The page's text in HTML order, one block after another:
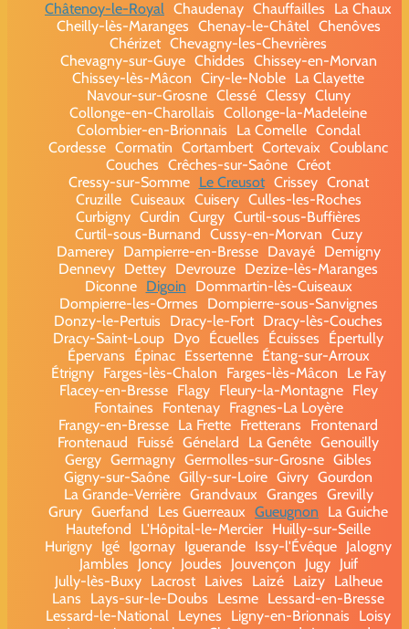
Châtenoy-le-Royal Chaudenay Chauffailles
La Chaux
Cheilly-lès-Maranges Chenay-le-Châtel Chenôves
Chérizet Chevagny-les-Chevrières
Chevagny-sur-Guye Chiddes Chissey-en-Morvan
Chissey-lès-Mâcon Ciry-le-Noble La Clayette
Navour-sur-Grosne Clessé Clessy Cluny
Collonge-en-Charollais Collonge-la-Madeleine
Colombier-en-Brionnais
La Comelle Condal
Cordesse Cormatin Cortambert Cortevaix Coublanc
Couches Crêches-sur-Saône Créot
Cressy-sur-Somme
Le Creusot Crissey Cronat
Cruzille Cuiseaux Cuisery Culles-les-Roches
Curbigny Curdin Curgy Curtil-sous-Buffières
Curtil-sous-Burnand Cussy-en-Morvan Cuzy
Damerey
Dampierre-en-Bresse Davayé
Demigny
Dennevy Dettey Devrouze Dezize-lès-Maranges
Diconne
Digoin
Dommartin-lès-Cuiseaux
Dompierre-les-Ormes
Dompierre-sous-Sanvignes
Donzy-le-Pertuis
Dracy-le-Fort Dracy-lès-Couches
Dracy-Saint-Loup Dyo Écuelles Écuisses
Épertully
Épervans
Épinac Essertenne
Étang-sur-Arroux
Étrigny
Farges-lès-Chalon Farges-lès-Mâcon
Le Fay
Flacey-en-Bresse
Flagy Fleury-la-Montagne
Fley
Fontaines
Fontenay
Fragnes-La Loyère
Frangy-en-Bresse La Frette Fretterans
Frontenard
Frontenaud
Fuissé Génelard La Genête Genouilly
Gergy Germagny Germolles-sur-Grosne Gibles
Gigny-sur-Saône Gilly-sur-Loire Givry Gourdon
La Grande-Verrière Grandvaux Granges Grevilly
Grury Guerfand Les Guerreaux Gueugnon
La Guiche
Hautefond
L'Hôpital-le-Mercier Huilly-sur-Seille
Hurigny Igé Igornay Iguerande Issy-l'Évêque Jalogny
Jambles
Joncy Joudes Jouvençon Jugy
Juif
Jully-lès-Buxy
Lacrost Laives Laizé Laizy
Lalheue
Lans
Lays-sur-le-Doubs Lesme Lessard-en-Bresse
Lessard-le-National
Leynes Ligny-en-Brionnais
Loisy